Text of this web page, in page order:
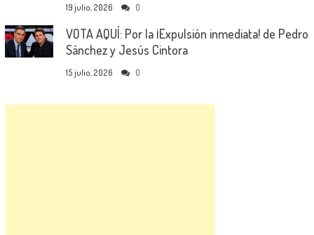
19 julio, 2026 0
VOTA AQUÍ: Por la ¡Expulsión inmediata! de Pedro
Sánchez y Jesús Cintora
15 julio, 2026 0